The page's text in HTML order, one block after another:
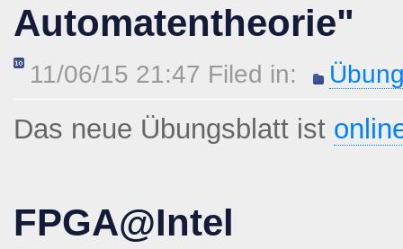
Automatentheorie"
11/06/15 21:47 Filed in:
Das neue Übungsblatt ist
FPGA@Intel